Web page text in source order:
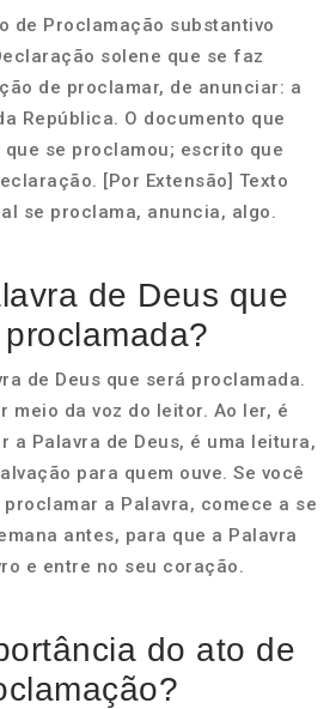
de Proclamação substantivo
solene que se faz
de proclamar, de anunciar: a
República. O documento que
se proclamou; escrito que
[Por Extensão] Texto
se proclama, anuncia, algo.
de Deus que
de Deus que será proclamada.
meio da voz do leitor. Ao ler, é
a Palavra de Deus, é uma leitura,
para quem ouve. Se você
a Palavra, comece a se
antes, para que a Palavra
e entre no seu coração.
do ato de